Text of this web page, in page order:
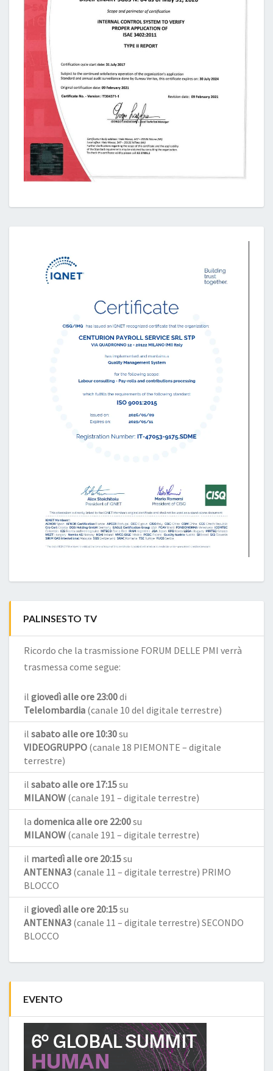
PALINSESTO TV
Ricordo che la trasmissione FORUM DELLE PMI verrà
trasmessa come segue:
il giovedì alle ore 23:00di
Telelombardia (canale 10 del digitale terrestre)
il sabato alle ore 10:30su
VIDEOGRUPPO (canale 18 PIEMONTE – digitale
terrestre)
il sabato alle ore 17:15su
MILANOW (canale 191 – digitale terrestre)
la domenica alle ore 22:00su
MILANOW (canale 191 – digitale terrestre)
il martedì alle ore 20:15su
ANTENNA3 (canale 11 – digitale terrestre) PRIMO
BLOCCO
il giovedì alle ore 20:15su
ANTENNA3 (canale 11 – digitale terrestre) SECONDO
BLOCCO
EVENTO